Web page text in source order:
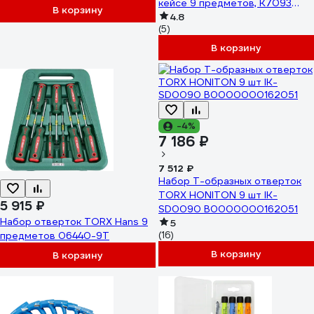
В корзину
кейсе 9 предметов, K7093
700770
4.8
(5)
В корзину
5 915 ₽
Набор отверток TORX Hans 9
предметов 06440-9T
В корзину
-4%
7 186 ₽
7 512 ₽
Набор Т-образных отверток
TORX HONITON 9 шт IK-
SD0090 В0000000162051
5
(16)
В корзину